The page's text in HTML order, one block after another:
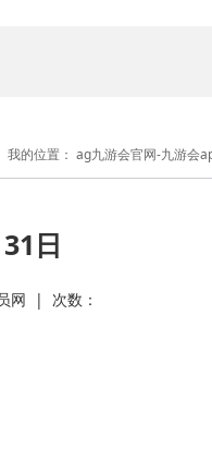
我的位置： ag九游会官网-九游会
日
网 | 次数：